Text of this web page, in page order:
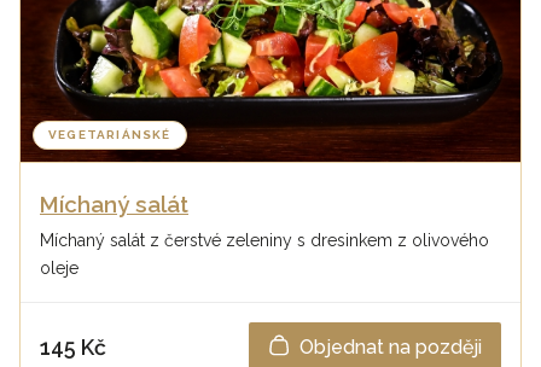
VEGETARIÁNSKÉ
Míchaný salát
Míchaný salát z čerstvé zeleniny s dresinkem z olivového
oleje
145 Kč Objednat na později